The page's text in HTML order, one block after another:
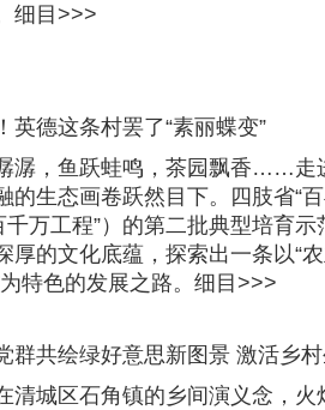
细目>>>
英德这条村罢了“素丽蝶变”
潺，鱼跃蛙鸣，茶园飘香……走
的生态画卷跃然目下。四肢省“
千万工程”）的第二批典型培育
厚的文化底蕴，探索出一条以“
特色的发展之路。细目>>>
群共绘绿好意思新图景 激活乡村
清城区石角镇的乡间演义念，